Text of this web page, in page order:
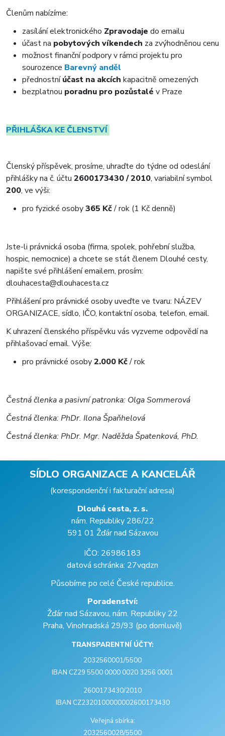
Členům nabízíme:
zasílání elektronického Zpravodaje do emailu
účast na pobytových víkendech za zvýhodněnou cenu
možnost finanční podpory v rámci projektu pro
sourozence Barevný anděl
přednostníúčast na akcích kapacitně omezených
bezplatnou poradnu pro pozůstalé v Praze
PŘIHLÁŠKA KE ČLENSTVÍ
Členský příspěvek, prosíme, uhraďte do týdne od odeslání
přihlášky na č. účtu 2600173430 / 2010, variabilní symbol
200, ve výši:
pro fyzické osoby365 Kč/ rok (1 Kč denně)
Jste-li právnická osoba (firma, spolek, pohřební služba,
hospic, nemocnice) a chcete se stát členem Dlouhé cesty,
napište své přihlášení emailem, prosím:
dlouhacesta@dlouhacesta.cz
Přihlášení pro právnické osoby uveďte ve tvaru: NÁZEV
ORGANIZACE, sídlo, IČO, kontaktní osoba, telefon, email.
K uhrazení členského příspěvku vás vyzveme odpovědí na
přihlašovací email. Výše:
pro právnické osoby2.000 Kč/ rok
Čestná členka a pasivní patronka: Olga Sommerová
Čestná členka: PhDr. Ilona Špaňhelová
Čestná členka: PhDr. Mgr. Naděžda Špatenková, PhD.
SÍDLO ORGANIZACE A KANCELÁŘ
(korespondenční i fakturační adresa)
Dlouhá cesta, z. s.
nám. Republiky 286/22
591 01 Žďár nad Sázavou
IČO: 26986183
datová schránka: 27vqdzn
Působíme po celé České republice.
Poradenství:
Žďár nad Sázavou, nám. Republiky 22
Praha, Vinohradská 29/93 (po domluvě)
TRANSPARENTNÍ ÚČTY:
2032560001/5500
IBAN CZ29 5500 0000 0020 3256 0001
2600173430/2010
IBAN CZ2320100000002600173430
Veřejná sbírka:
2032560028/5500